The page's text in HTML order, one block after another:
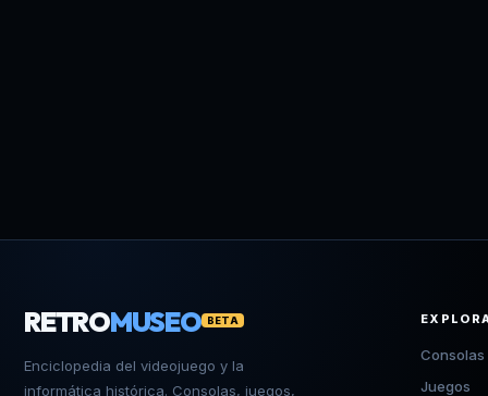
RETROMUSEO BETA
Enciclopedia del videojuego y la
informática histórica. Consolas, juegos,
Consolas
Juegos